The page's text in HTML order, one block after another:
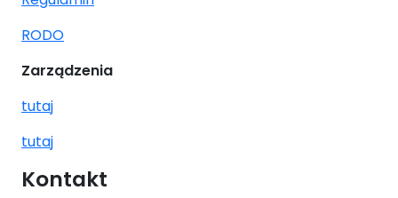
RODO
Zarządzenia
tutaj
tutaj
Kontakt